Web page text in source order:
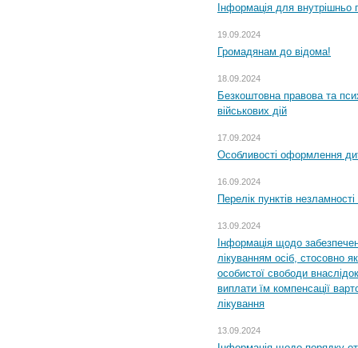
Інформація для внутрішньо
19.09.2024
Громадянам до відома!
18.09.2024
Безкоштовна правова та
військових дій
17.09.2024
Особливості оформлення
16.09.2024
Перелік пунктів
13.09.2024
Інформація щодо
лікуванням осіб, стосовно
особистої свободи
виплати їм компенсації
лікування
13.09.2024